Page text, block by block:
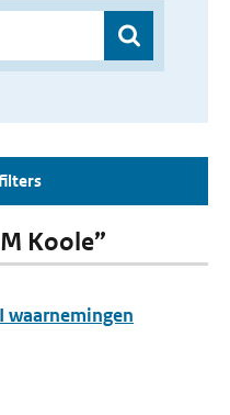
Koole”
waarnemingen